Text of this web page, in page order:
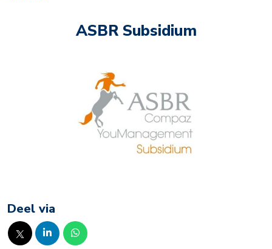
ASBR Subsidium
Deel via